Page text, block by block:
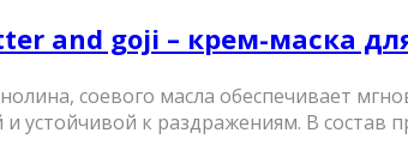
and goji – крем-маска
соевого масла обеспечивает
к раздражениям. В состав